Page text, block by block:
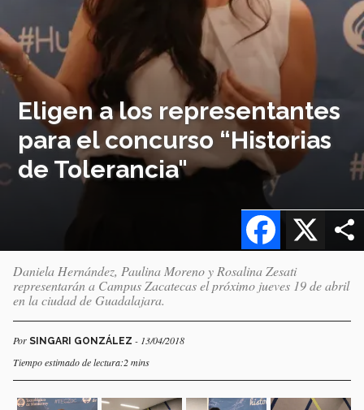
Eligen a los representantes
para el concurso “Historias
de Tolerancia"
X
Facebook
Daniela Hernández, Paulina Moreno y Rosalina Zesati
representarán a Campus Zacatecas el próximo jueves 19 de abril
en la ciudad de Guadalajara.
Por SINGARI GONZÁLEZ - 13/04/2018
Tiempo estimado de lectura:2 mins